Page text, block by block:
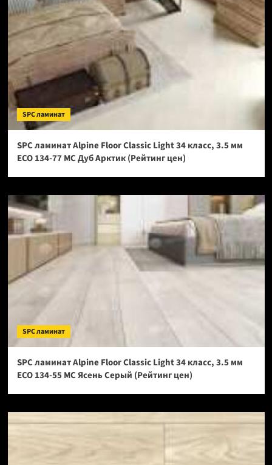
SPC ламинат
SPC ламинат Alpine Floor Classic Light 34 класс, 3.5 мм
ECO 134-77 МС Дуб Арктик (Рейтинг цен)
SPC ламинат
SPC ламинат Alpine Floor Classic Light 34 класс, 3.5 мм
ECO 134-55 МС Ясень Серый (Рейтинг цен)